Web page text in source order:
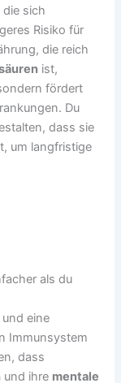
sich
Risiko für
die reich
ist,
fördert
Du
dass sie
um langfristige
als du
und eine
Immunsystem
dass
und ihre mentale